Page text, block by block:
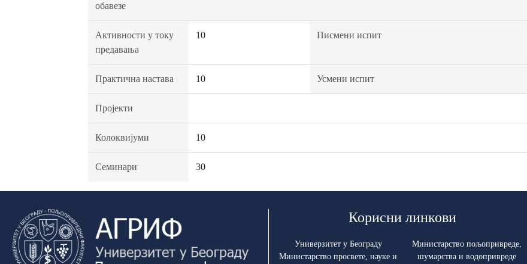
обавезе
Активности у току
предавања
10 Писмени испит
Практична настава 10 Усмени испит
Пројекти
Колоквијуми 10
Семинари 30
Корисни линкови
Универзитет у Београду
Министарство просвете, науке и
Министарство пољопривреде,
шумарства и водопривреде